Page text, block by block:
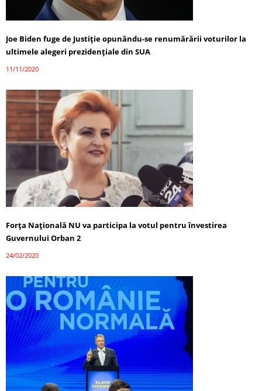
Joe Biden fuge de Justiție opunându-se renumărării voturilor la
ultimele alegeri prezidențiale din SUA
11/11/2020
Forța Națională NU va participa la votul pentru învestirea
Guvernului Orban 2
24/02/2020